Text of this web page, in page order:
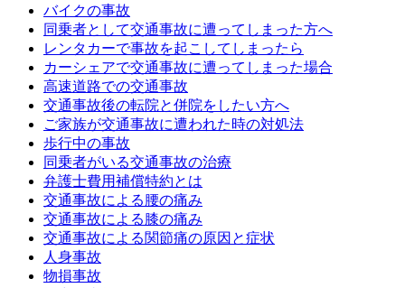
バイクの事故
同乗者として交通事故に遭ってしまった方へ
レンタカーで事故を起こしてしまったら
カーシェアで交通事故に遭ってしまった場合
高速道路での交通事故
交通事故後の転院と併院をしたい方へ
ご家族が交通事故に遭われた時の対処法
歩行中の事故
同乗者がいる交通事故の治療
弁護士費用補償特約とは
交通事故による腰の痛み
交通事故による膝の痛み
交通事故による関節痛の原因と症状
人身事故
物損事故